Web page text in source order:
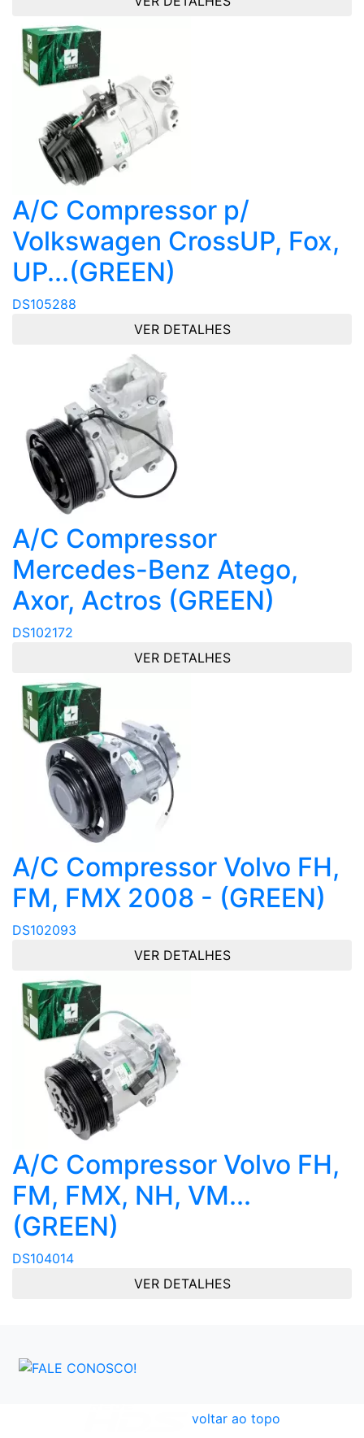
A/C Compressor p/
Volkswagen CrossUP, Fox,
UP...(GREEN)
DS105288
VER DETALHES
A/C Compressor
Mercedes-Benz Atego,
Axor, Actros (GREEN)
DS102172
VER DETALHES
A/C Compressor Volvo FH,
FM, FMX 2008 - (GREEN)
DS102093
VER DETALHES
A/C Compressor Volvo FH,
FM, FMX, NH, VM...
(GREEN)
DS104014
VER DETALHES
voltar ao topo